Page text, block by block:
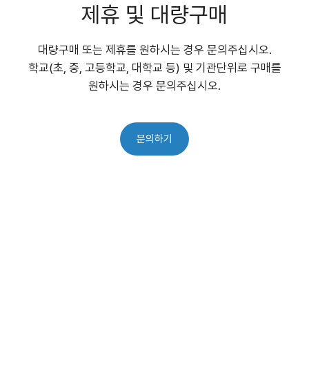
제휴 및 대량구매
대량구매 또는 제휴를 원하시는 경우 문의주십시오.
학교(초, 중, 고등학교, 대학교 등) 및 기관단위로 구매를
원하시는 경우 문의주십시오.
문의하기